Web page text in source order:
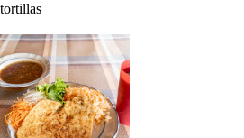
tortillas